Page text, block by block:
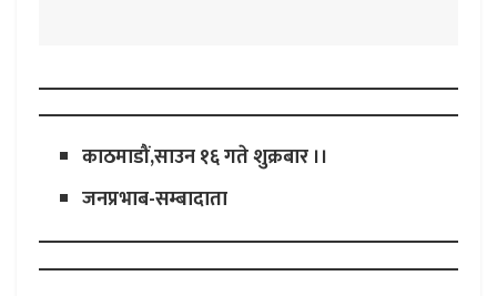
काठमाडौं,साउन १६ गते शुक्रबार ।।
जनप्रभाब-सम्बादाता